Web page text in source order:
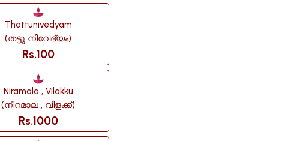
Thattunivedyam
(തട്ടു നിവേദ്യം)
Rs.100
Niramala , Vilakku
(നിറമാല , വിളക്ക്)
Rs.1000